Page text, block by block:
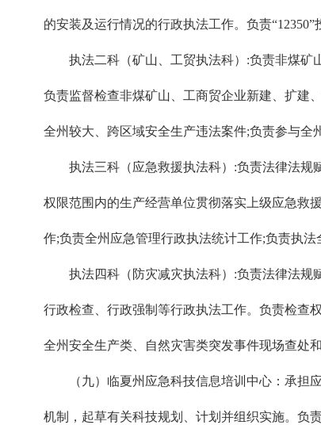
的安装及运行情况的行政执法工作。负责
执法二科（矿山、工贸执法科）:负责非煤矿山
负责监督检查非煤矿山、工商贸企业新建、扩建
全州较大、跨区域安全生产违法案件;负责参与全
执法三科（应急救援执法科）:负责法律法规赋
权限范围内的生产经营单位贯彻落实上级应急救
作;负责全州应急管理行政执法统计工作;负责执法
执法四科（防灾减灾执法科）:负责法律法规赋
行政检查、行政强制等行政执法工作。负责检查
全州安全生产类、自然灾害类突发事件现场查处
（九）临夏州应急科技信息培训中心：承担应
机制，起草有关科技规划、计划并组织实施。负